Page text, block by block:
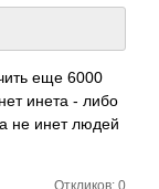
еще 6000
инета - либо
не инет людей
Откликов: 0